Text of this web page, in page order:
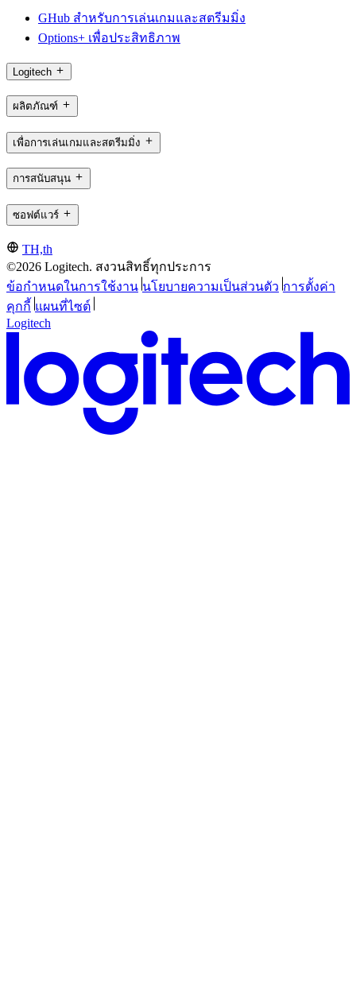
GHub สำหรับการเล่นเกมและสตรีมมิ่ง
Options+ เพื่อประสิทธิภาพ
Logitech
ผลิตภัณฑ์
เพื่อการเล่นเกมและสตรีมมิ่ง
การสนับสนุน
ซอฟต์แวร์
TH,th
©2026 Logitech. สงวนสิทธิ์ทุกประการ
ข้อกำหนดในการใช้งาน นโยบายความเป็นส่วนตัว การตั้งค่า
คุกกี้ แผนที่ไซต์
Logitech